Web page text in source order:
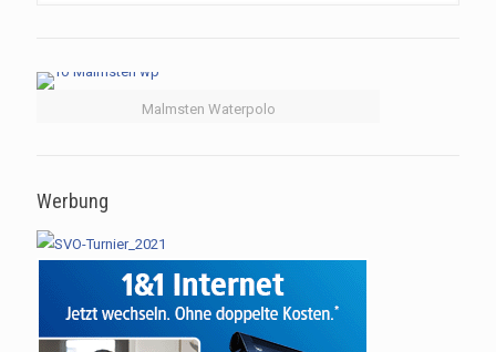
Malmsten Waterpolo
Werbung